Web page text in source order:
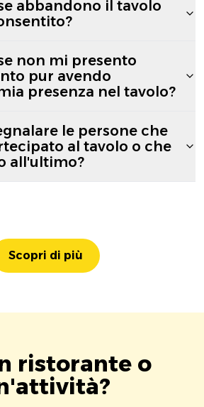
abbandono il tavolo
non mi presento
pur avendo
presenza nel tavolo?
le persone che
al tavolo o che
all'ultimo?
Scopri di più
ristorante o